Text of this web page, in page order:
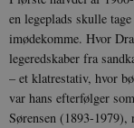
en legeplads skulle
imødekomme. Hvor
legeredskaber fra
– et klatrestativ, hvor
var hans efterfølger
Sørensen (1893-1979),